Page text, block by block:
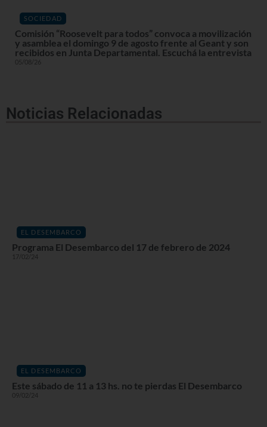
SOCIEDAD
Comisión “Roosevelt para todos” convoca a movilización
y asamblea el domingo 9 de agosto frente al Geant y son
recibidos en Junta Departamental. Escuchá la entrevista
05/08/26
Noticias Relacionadas
EL DESEMBARCO
Programa El Desembarco del 17 de febrero de 2024
17/02/24
EL DESEMBARCO
Este sábado de 11 a 13 hs. no te pierdas El Desembarco
09/02/24